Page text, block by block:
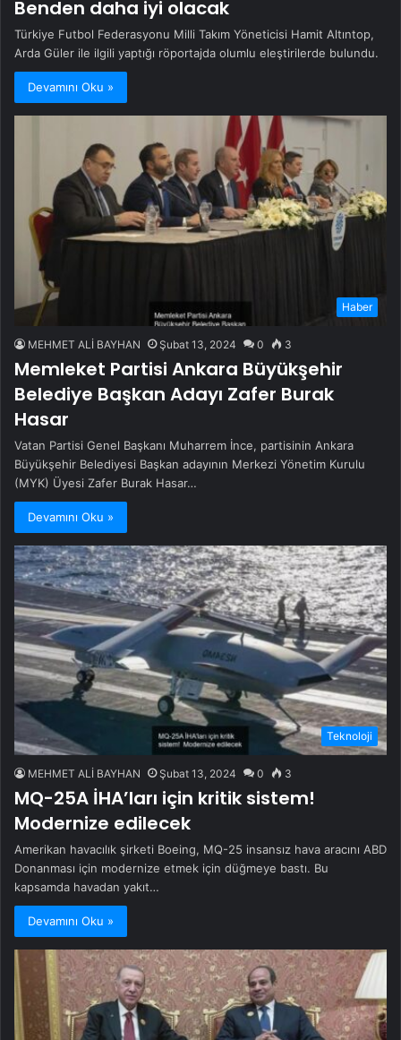
Benden daha iyi olacak
Türkiye Futbol Federasyonu Milli Takım Yöneticisi Hamit Altıntop,
Arda Güler ile ilgili yaptığı röportajda olumlu eleştirilerde bulundu.
Devamını Oku »
Haber
MEHMET ALİ BAYHAN Şubat 13, 2024 0 3
Memleket Partisi Ankara Büyükşehir
Belediye Başkan Adayı Zafer Burak
Hasar
Vatan Partisi Genel Başkanı Muharrem İnce, partisinin Ankara
Büyükşehir Belediyesi Başkan adayının Merkezi Yönetim Kurulu
(MYK) Üyesi Zafer Burak Hasar…
Devamını Oku »
Teknoloji
MEHMET ALİ BAYHAN Şubat 13, 2024 0 3
MQ-25A İHA’ları için kritik sistem!
Modernize edilecek
Amerikan havacılık şirketi Boeing, MQ-25 insansız hava aracını ABD
Donanması için modernize etmek için düğmeye bastı. Bu
kapsamda havadan yakıt…
Devamını Oku »